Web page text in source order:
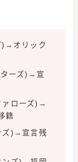
)→オリック
ーズ)→宣
ァローズ)→
籍
ズ)→宣言残